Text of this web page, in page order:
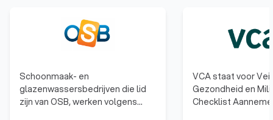
Schoonmaak- en
glazenwassersbedrijven die lid
zijn van OSB, werken volgens
VCA staat voor
Gezondheid en
Checklist